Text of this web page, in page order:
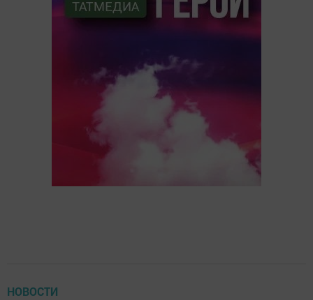
НОВОСТИ